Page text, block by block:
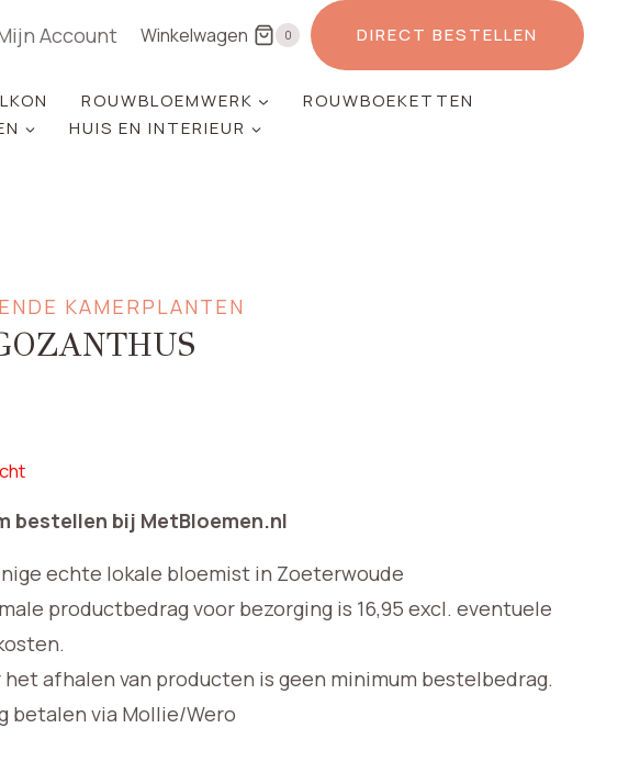
Account Winkelwagen 0 DIRECT BESTELLEN
ROUWBLOEMWERK
ROUWBOEKETTEN
HUIS EN INTERIEUR
KAMERPLANTEN
bestellen bij MetBloemen.nl
echte lokale bloemist in Zoeterwoude
productbedrag voor bezorging is 16,95 excl. eventuele
het afhalen van producten is geen minimum bestelbedrag.
betalen via Mollie/Wero